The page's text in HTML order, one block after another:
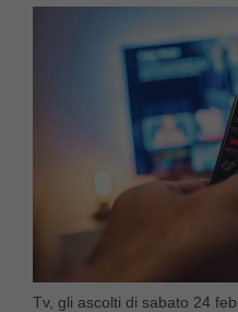
Tv, gli ascolti di sabato 24